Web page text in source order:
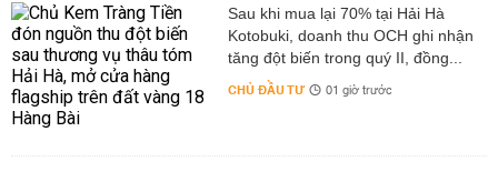
Sau khi mua lại 70% tại Hải Hà
Kotobuki, doanh thu OCH ghi nhận
tăng đột biến trong quý II, đồng...
CHỦ ĐẦU TƯ 01 giờ trước